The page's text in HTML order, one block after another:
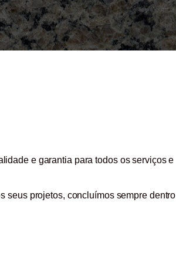
e garantia para todos os serviços e
seus projetos, concluímos sempre dentro